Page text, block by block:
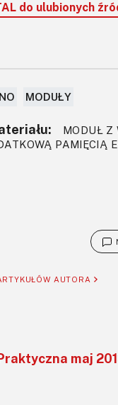
do ulubionych
MODUŁY
MODUŁ Z
PAMIĘCIĄ
AUTORA
maj